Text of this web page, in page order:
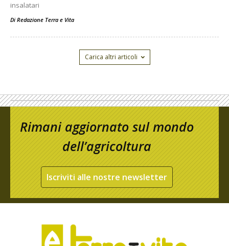
insalatari
Di Redazione Terra e Vita
Carica altri articoli
Rimani aggiornato sul mondo
dell’agricoltura
Iscriviti alle nostre newsletter